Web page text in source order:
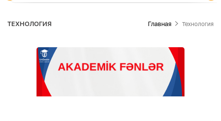
ТЕХНОЛОГИЯ Главная Технология